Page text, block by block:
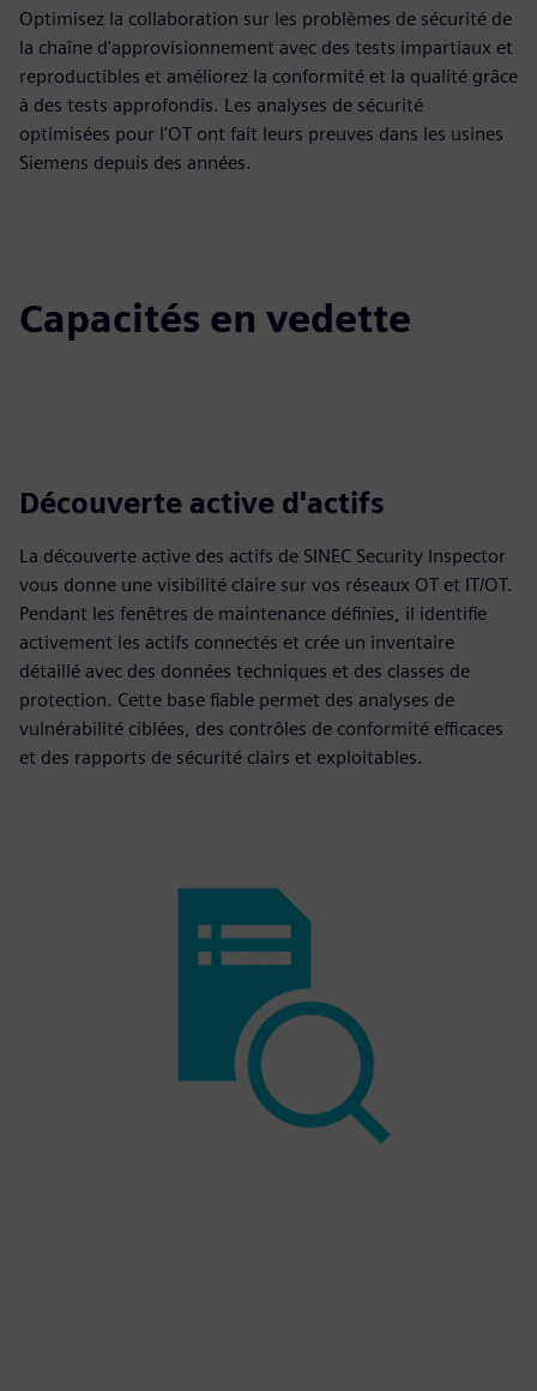
Optimisez la collaboration sur les problèmes de sécurité de
la chaîne d'approvisionnement avec des tests impartiaux et
reproductibles et améliorez la conformité et la qualité grâce
à des tests approfondis. Les analyses de sécurité
optimisées pour l'OT ont fait leurs preuves dans les usines
Siemens depuis des années.
Capacités en vedette
Découverte active d'actifs
La découverte active des actifs de SINEC Security Inspector
vous donne une visibilité claire sur vos réseaux OT et IT/OT.
Pendant les fenêtres de maintenance définies, il identifie
activement les actifs connectés et crée un inventaire
détaillé avec des données techniques et des classes de
protection. Cette base fiable permet des analyses de
vulnérabilité ciblées, des contrôles de conformité efficaces
et des rapports de sécurité clairs et exploitables.